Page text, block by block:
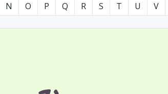
N O P Q R S T U V